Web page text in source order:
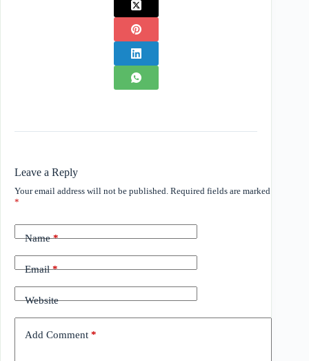
Leave a Reply
Your email address will not be published. Required fields are marked
*
Name*
Email*
Website
Add Comment *